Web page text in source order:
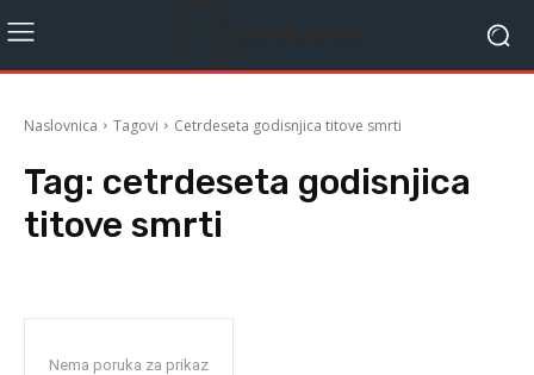
Naslovnica Tagovi Cetrdeseta godisnjica titove smrti
Tag: cetrdeseta godisnjica
titove smrti
Nema poruka za prikaz